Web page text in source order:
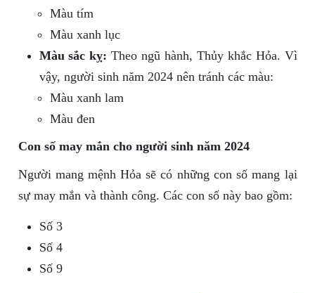
Màu tím
Màu xanh lục
Màu sắc kỵ: Theo ngũ hành, Thủy khắc Hỏa. Vì
vậy, người sinh năm 2024 nên tránh các màu:
Màu xanh lam
Màu đen
Con số may mắn cho người sinh năm 2024
Người mang mệnh Hỏa sẽ có những con số mang lại
sự may mắn và thành công. Các con số này bao gồm:
Số 3
Số 4
Số 9